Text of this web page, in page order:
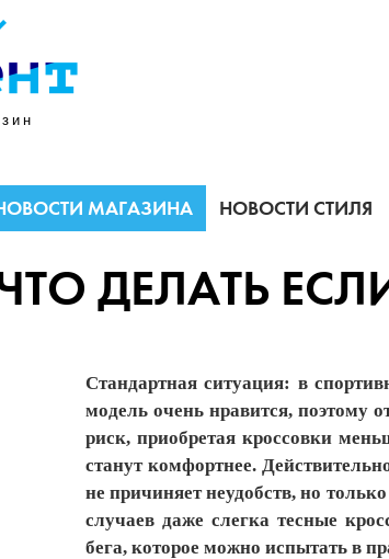
МАГАЗИНА НОВОСТИ СТИЛЯ
ДЕЛАТЬ
Стандартная ситуация: в
модель очень нравится, поэтому
риск, приобретая кроссовки
станут комфортнее.
не причиняет неудобств, но
случаев даже слегка тесные
бега, которое можно испытать в